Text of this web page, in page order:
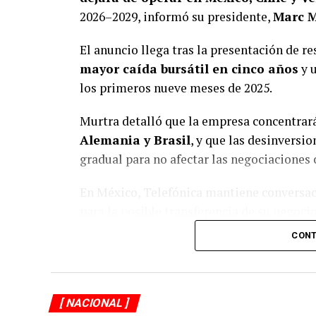
Las investigaciones encontraron que, al
gestión de Arturo Zayún está marcada
transparentes y que le han permitido
Además de su función sindical, Zayún
Adicionalmente a la joyería que se dio a
(https://xpectrofm.com/se-empena-
2026–2029, informó su presidente,Marc
El anuncio llega tras la presentación de
mayor caída bursátil en cinco añosy
los primeros nueve meses de 2025.
Murtra detalló que la empresa
Alemania y Brasil, y que las
gradual para no afectar las
estratégicos.
[ NACIONAL ]